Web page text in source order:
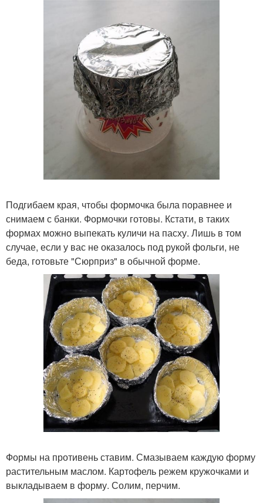
Подгибаем края, чтобы формочка была поравнее и
снимаем с банки. Формочки готовы. Кстати, в таких
формах можно выпекать куличи на пасху. Лишь в том
случае, если у вас не оказалось под рукой фольги, не
беда, готовьте "Сюрприз" в обычной форме.
Формы на противень ставим. Смазываем каждую форму
растительным маслом. Картофель режем кружочками и
выкладываем в форму. Солим, перчим.